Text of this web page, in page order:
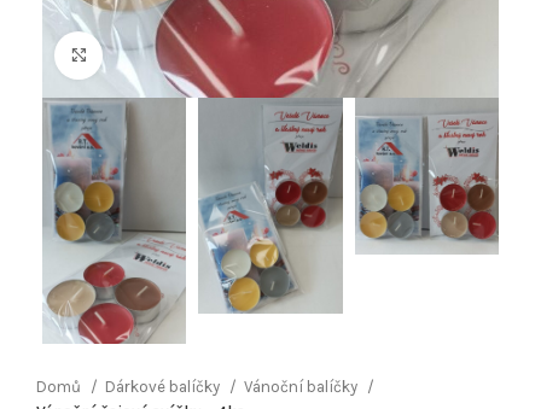
Klikněte pro zvětšení
Domů Dárkové balíčky
Vánoční balíčky